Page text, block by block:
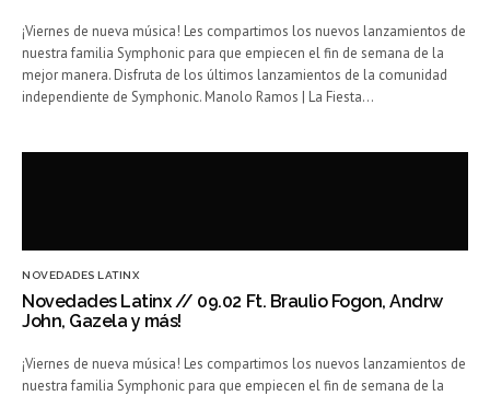
¡Viernes de nueva música! Les compartimos los nuevos lanzamientos de
nuestra familia Symphonic para que empiecen el fin de semana de la
mejor manera. Disfruta de los últimos lanzamientos de la comunidad
independiente de Symphonic. Manolo Ramos | La Fiesta…
NOVEDADES LATINX
Novedades Latinx // 09.02 Ft. Braulio Fogon, Andrw
John, Gazela y más!
¡Viernes de nueva música! Les compartimos los nuevos lanzamientos de
nuestra familia Symphonic para que empiecen el fin de semana de la